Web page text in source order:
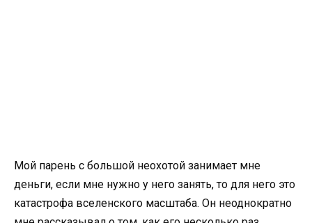
Мой парень с большой неохотой занимает мне
деньги, если мне нужно у него занять, то для него это
катастрофа вселенского масштаба. Он неоднократно